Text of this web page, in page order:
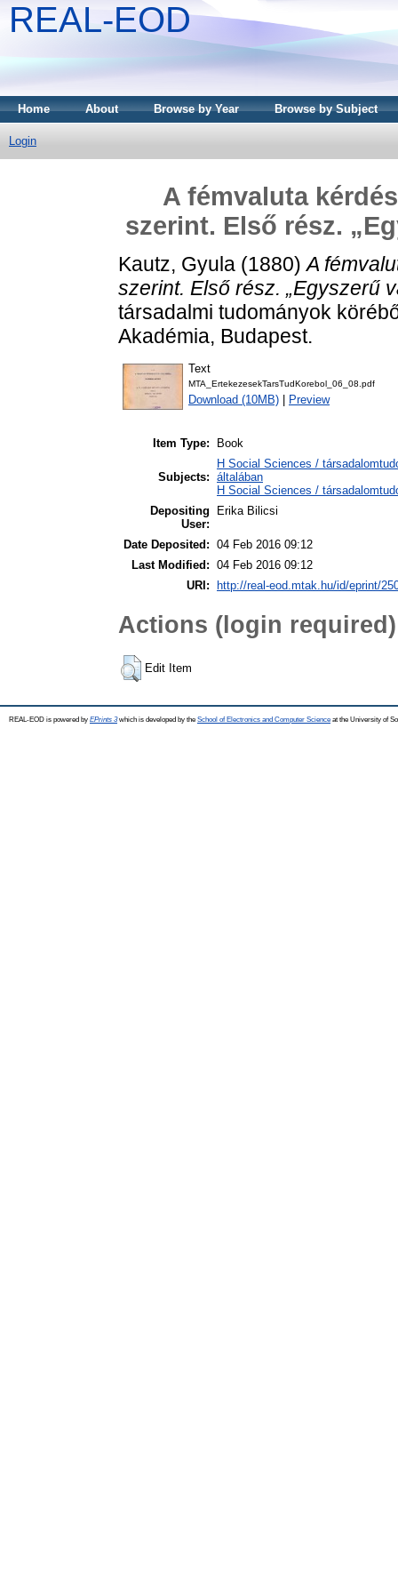
REAL-EOD
Home About Browse by Year Browse by Subject
Login
A fémvaluta
szerint. Első rész.
Kautz, Gyula (1880)A
szerint. Első rész. „Egyszerű
társadalmi tudományok
Akadémia, Budapest.
Text
MTA_ErtekezesekTarsTudKorebol_06_08.pdf
Download (10MB) Preview
Item Type: Book
Subjects:
H Social Sciences /
általában
H Social Sciences /
Depositing
User:
Erika Bilicsi
Date Deposited: 04 Feb 2016 09:12
Last Modified: 04 Feb 2016 09:12
URI:
http://real-eod.mtak.hu/id/eprint/
Actions (login required)
Edit Item
REAL-EOD is powered by EPrints 3which is developed by the School of Electronics and Computer Science at the University of